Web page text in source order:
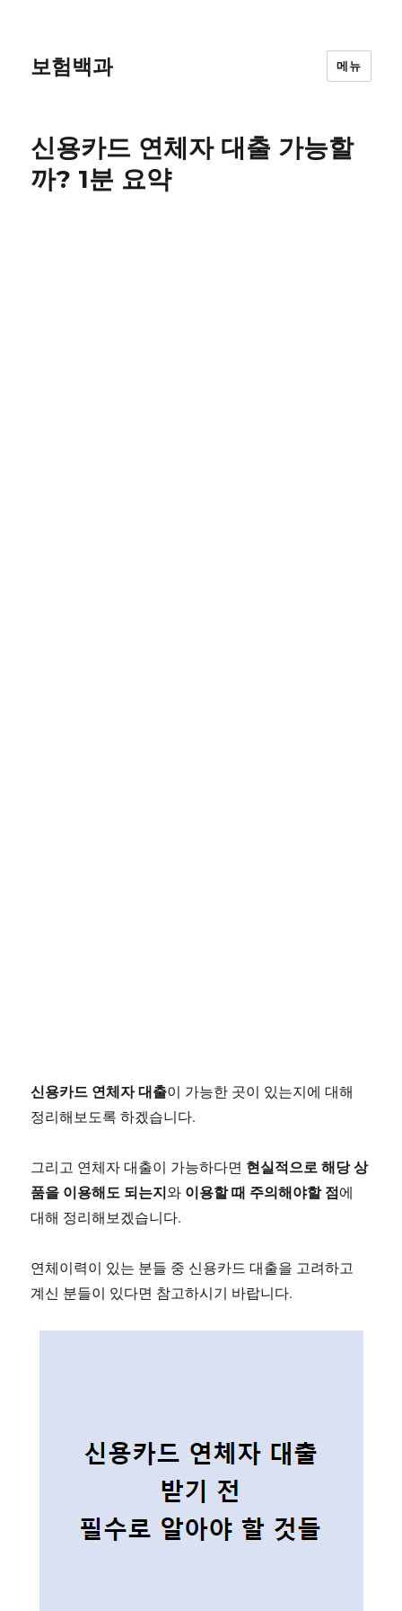
보험백과 메뉴
신용카드 연체자 대출 가능할
까? 1분 요약
신용카드 연체자 대출이 가능한 곳이 있는지에 대해
정리해보도록 하겠습니다.
그리고 연체자 대출이 가능하다면 현실적으로 해당 상
품을 이용해도 되는지와 이용할 때 주의해야할 점에
대해 정리해보겠습니다.
연체이력이 있는 분들 중 신용카드 대출을 고려하고
계신 분들이 있다면 참고하시기 바랍니다.